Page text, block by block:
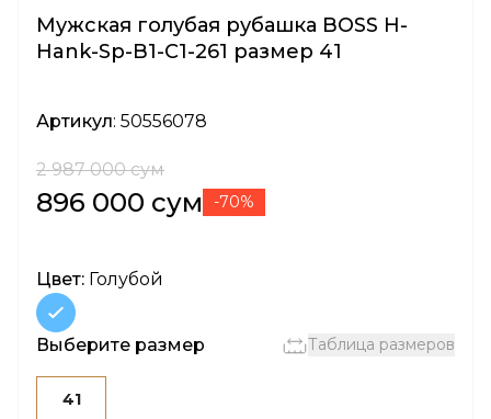
Мужская голубая рубашка BOSS H-
Hank-Sp-B1-C1-261 размер 41
Артикул: 50556078
2 987 000 сум
896 000 сум -70%
Цвет: Голубой
Выберите размер Таблица размеров
41